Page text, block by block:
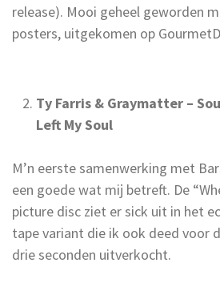
release). Mooi geheel geworden
posters, uitgekomen op
Ty Farris & Graymatter –
Left My Soul
M’n eerste samenwerking met
een goede wat mij betreft. De
picture disc ziet er sick uit in het
tape variant die ik ook deed voor
drie seconden uitverkocht.